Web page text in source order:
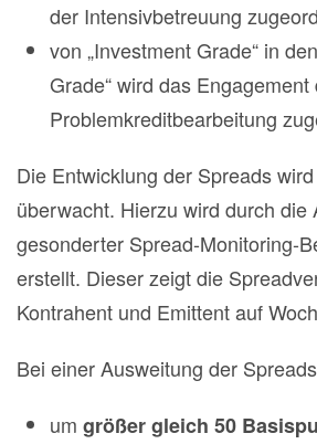
der Intensivbetreuung
von „Investment Grade“ in
Grade“ wird das Engagement
Problemkreditbearbeitung
Die Entwicklung der Spreads
überwacht. Hierzu wird durch die
gesonderter Spread-Monitoring-
erstellt. Dieser zeigt die
Kontrahent und Emittent auf
Bei einer Ausweitung der Spreads
um größergleich 50